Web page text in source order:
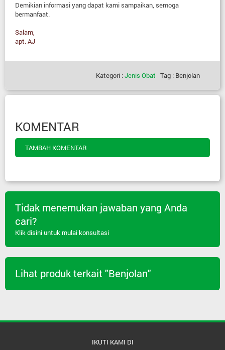
Demikian informasi yang dapat kami sampaikan, semoga
bermanfaat.
Salam,
apt. AJ
Kategori :Jenis Obat Tag : Benjolan
KOMENTAR
TAMBAH KOMENTAR
Tidak menemukan jawaban yang Anda
cari?
Klik disini untuk mulai konsultasi
Lihat produk terkait "Benjolan"
IKUTI KAMI DI